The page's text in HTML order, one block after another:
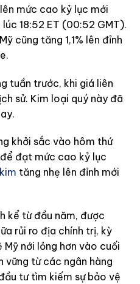
mức cao kỷ lục mới
18:52 ET (00:52 GMT).
cũng tăng 1,1% lên đỉnh
tuần trước, khi giá liên
sử. Kim loại quý này đã
khởi sắc vào hôm thứ
đạt mức cao kỷ lục
tăng nhẹ lên đỉnh mới
kể từ đầu năm, được
rủi ro địa chính trị, kỳ
nới lỏng hơn vào cuối
vững từ các ngân hàng
tư tìm kiếm sự bảo vệ